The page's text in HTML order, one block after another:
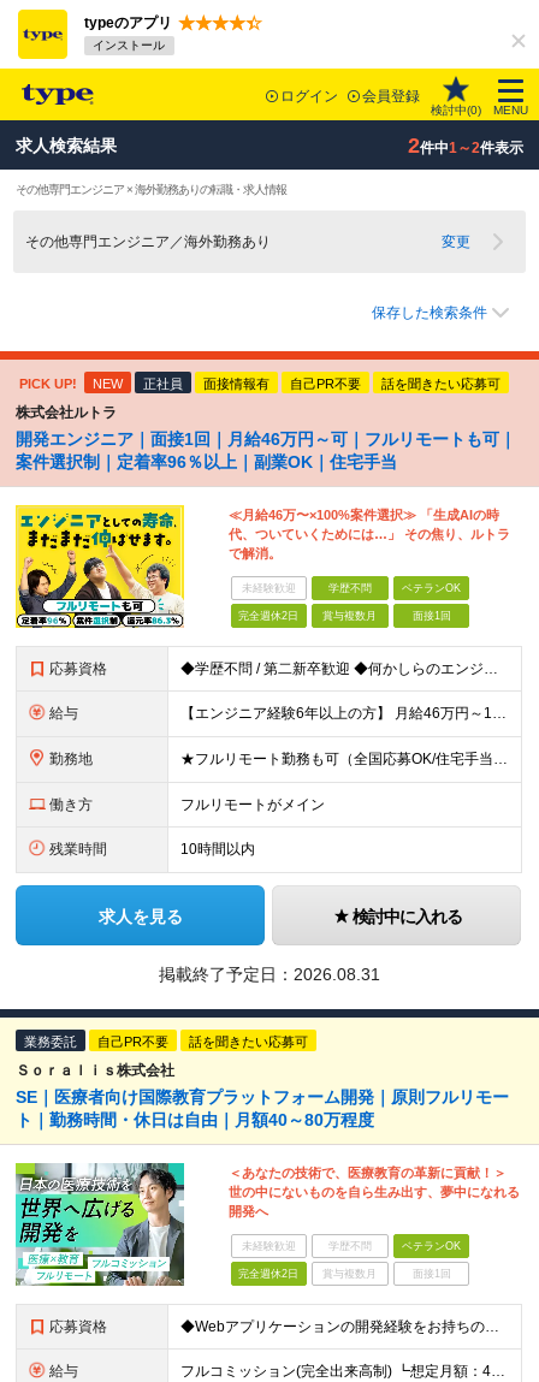
typeのアプリ
インストール
ログイン 会員登録
検討中(0) MENU
求人検索結果 2件中1～2件表示
その他専門エンジニア × 海外勤務ありの転職・求人情報
その他専門エンジニア／海外勤務あり 変更
保存した検索条件
PICK UP! NEW 正社員 面接情報有 自己PR不要 話を聞きたい応募可
株式会社ルトラ
開発エンジニア｜面接1回｜月給46万円～可｜フルリモートも可｜
案件選択制｜定着率96％以上｜副業OK｜住宅手当
≪月給46万〜×100%案件選択≫ 「生成AIの時
代、ついていくためには…」 その焦り、ルトラ
で解消。
未経験歓迎 学歴不問 ベテランOK
完全週休2日 賞与複数月 面接1回
応募資格 ◆学歴不問 / 第二新卒歓迎 ◆何かしらのエンジニア経験をお持ちの方 （言語・期間・フェーズ不問） 経験浅めの方も遠慮なくご応募ください！ ■入社前Q＆A ────── ◎実力に見合った報酬が手に
給与 【エンジニア経験6年以上の方】 月給46万円～100万円（固定残業代含む） ※上記月給には月30時間分の固定残業代（月8万7,400円～月19万円）を含む。超過分は全額支給。 【エンジニア経験4年以
勤務地 ★フルリモート勤務も可（全国応募OK/住宅手当を支給します） ※案件によって常駐が必要になる場合があります。 ※希望がない限り、転勤はありません ※U・Iターン歓迎 ★ルトラの社員は全国各地で活躍中
働き方 フルリモートがメイン
残業時間 10時間以内
求人を見る 検討中に入れる
掲載終了予定日： 2026.08.31
業務委託 自己PR不要 話を聞きたい応募可
Ｓｏｒａｌｉｓ株式会社
SE｜医療者向け国際教育プラットフォーム開発｜原則フルリモー
ト｜勤務時間・休日は自由｜月額40～80万程度
＜あなたの技術で、医療教育の革新に貢献！＞
世の中にないものを自ら生み出す、夢中になれる
開発へ
未経験歓迎 学歴不問 ベテランOK
完全週休2日 賞与複数月 面接1回
応募資格 ◆Webアプリケーションの開発経験をお持ちの方（年数不問） ◆大卒以上 ◆英語での日常会話ができる方
給与 フルコミッション(完全出来高制) ┗想定月額：40万円～80万円 ┗稼働日数や時間は全て自由。自分のペースで働けます。 【収益モデル】 月20〜40時間稼働：月額15〜30万円 ※試用期間はありませ